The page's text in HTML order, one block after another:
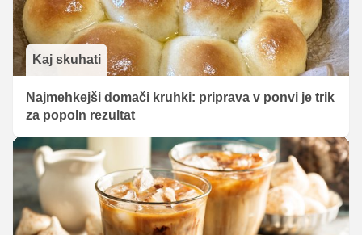
Kaj skuhati
Najmehkejši domači kruhki: priprava v ponvi je trik
za popoln rezultat